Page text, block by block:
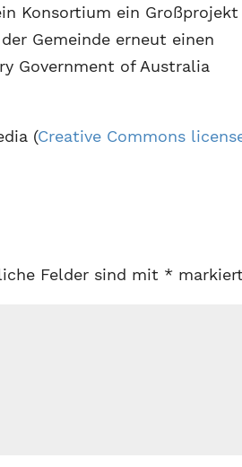
Konsortium ein Großprojekt
Gemeinde erneut einen
Government of Australia
(Creative Commons
Felder sind mit *